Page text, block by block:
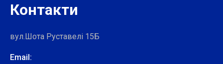
Контакти
вул.Шота Руставелі 15Б
Email: